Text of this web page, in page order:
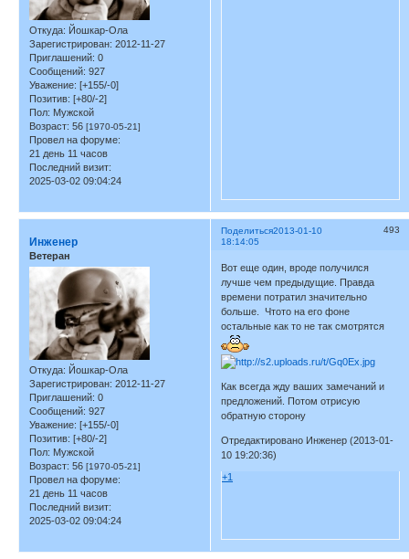
Откуда: Йошкар-Ола
Зарегистрирован: 2012-11-27
Приглашений: 0
Сообщений: 927
Уважение: [+155/-0]
Позитив: [+80/-2]
Пол: Мужской
Возраст: 56 [1970-05-21]
Провел на форуме:
21 день 11 часов
Последний визит:
2025-03-02 09:04:24
Поделиться 493
2013-01-10
18:14:05
Инженер
Ветеран
Откуда: Йошкар-Ола
Зарегистрирован: 2012-11-27
Приглашений: 0
Сообщений: 927
Уважение: [+155/-0]
Позитив: [+80/-2]
Пол: Мужской
Возраст: 56 [1970-05-21]
Провел на форуме:
21 день 11 часов
Последний визит:
2025-03-02 09:04:24
Вот еще один, вроде получился
лучше чем предыдущие. Правда
времени потратил значительно
больше. Чтото на его фоне
остальные как то не так смотрятся
Как всегда жду ваших замечаний и
предложений. Потом отрисую
обратную сторону
Отредактировано Инженер (2013-01-
10 19:20:36)
+1